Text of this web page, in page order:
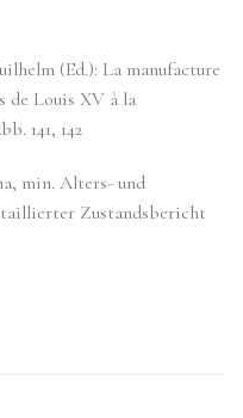
(Ed.): La manufacture
de Louis XV à la
141, 142
min. Alters- und
Zustandsbericht